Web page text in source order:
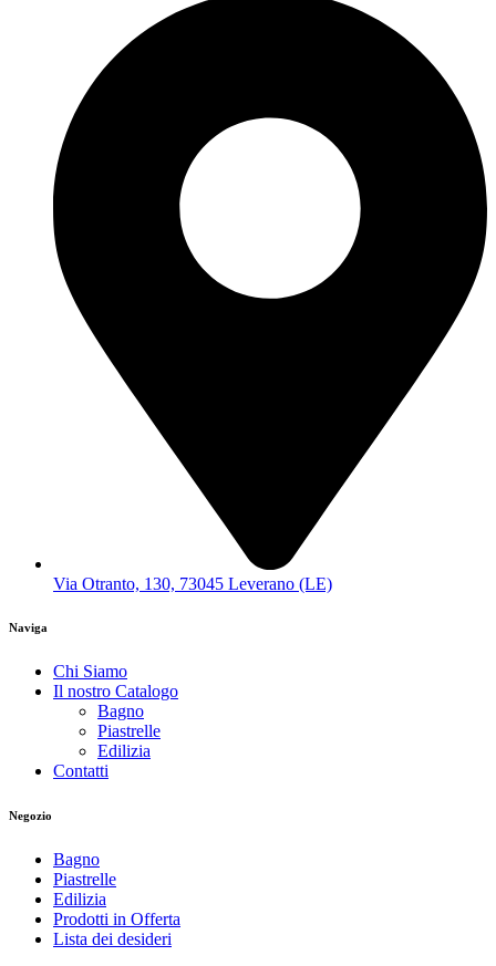
Via Otranto, 130, 73045 Leverano (LE)
Naviga
Chi Siamo
Il nostro Catalogo
Bagno
Piastrelle
Edilizia
Contatti
Negozio
Bagno
Piastrelle
Edilizia
Prodotti in Offerta
Lista dei desideri